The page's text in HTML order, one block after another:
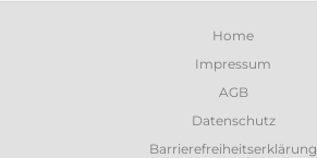
Home
Impressum
AGB
Datenschutz
Barrierefreiheitserklärung